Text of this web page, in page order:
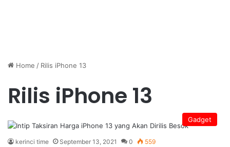
Home / Rilis iPhone 13
Rilis iPhone 13
Gadget
kerinci time September 13, 2021 0 559